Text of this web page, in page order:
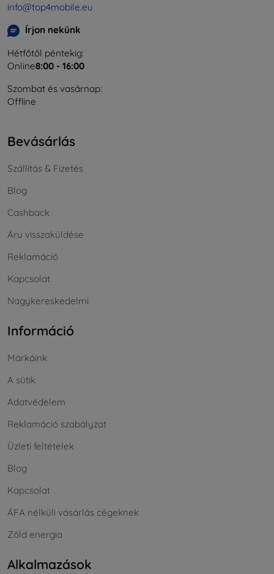
info@top4mobile.eu
Írjon nekünk
Hétfőtől péntekig:
Online8:00 - 16:00
Szombat és vasárnap:
Offline
Bevásárlás
Szállítás & Fizetés
Blog
Cashback
Áru visszaküldése
Reklamáció
Kapcsolat
Nagykereskedelmi
Információ
Márkáink
A sütik
Adatvédelem
Reklamáció szabályzat
Üzleti feltételek
Blog
Kapcsolat
ÁFA nélküli vásárlás cégeknek
Zöld energia
Alkalmazások